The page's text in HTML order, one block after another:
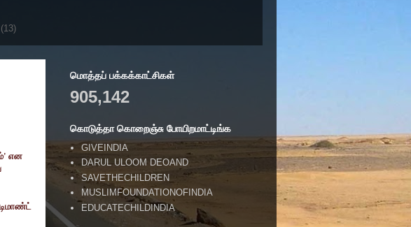
(13)
' என
மொத்தப் பக்கக்காட்சிகள்
905,142
கொடுத்தா கொறைஞ்சு போயிறமாட்டிங்க
GIVEINDIA
DARUL ULOOM DEOAND
SAVETHECHILDREN
MUSLIMFOUNDATIONOFINDIA
EDUCATECHILDINDIA